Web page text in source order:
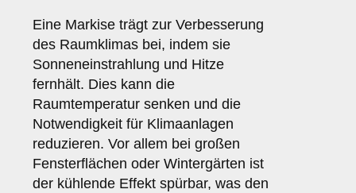
Eine Markise trägt zur Verbesserung
des Raumklimas bei, indem sie
Sonneneinstrahlung und Hitze
fernhält. Dies kann die
Raumtemperatur senken und die
Notwendigkeit für Klimaanlagen
reduzieren. Vor allem bei großen
Fensterflächen oder Wintergärten ist
der kühlende Effekt spürbar, was den